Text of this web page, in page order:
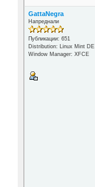
GattaNegra
Напреднали
Публикации: 651
Distribution: Linux Mint DE
Window Manager: XFCE